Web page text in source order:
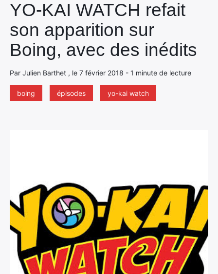
YO-KAI WATCH refait
son apparition sur
Boing, avec des inédits
Par Julien Barthet , le 7 février 2018 - 1 minute de lecture
boing épisodes yo-kai watch